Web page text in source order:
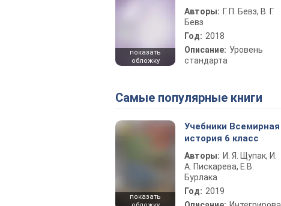
показать
обложку
Авторы: Г. П. Бевз, В. Г.
Бевз
Год: 2018
Описание: Уровень
стандарта
Самые популярные книги
показать
Учебники Всемирная
история 6 класс
Авторы: И. Я. Щупак, И.
А. Пискарева, Е.В.
Бурлака
Год: 2019